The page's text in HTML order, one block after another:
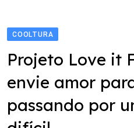
COOLTURA
Projeto Love it
envie amor
passando por